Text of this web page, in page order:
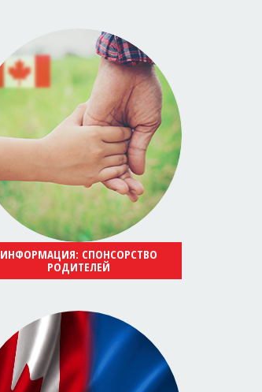
ИНФОРМАЦИЯ: СПОНСОРСТВО
РОДИТЕЛЕЙ